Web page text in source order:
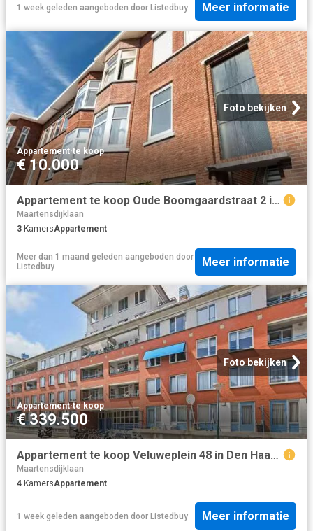
1 week geleden aangeboden door Listedbuy Meer informatie
Foto bekijken
Appartement·te koop
€ 10.000
Appartement te koop Oude Boomgaardstraat 2 in Den Haag voor €.
Maartensdijklaan
3 KamersAppartement
Meer dan 1 maand geleden aangeboden door
Listedbuy
Meer informatie
Foto bekijken
Appartement·te koop
€ 339.500
Appartement te koop Veluweplein 48 in Den Haag voor € 339.500
Maartensdijklaan
4 KamersAppartement
1 week geleden aangeboden door Listedbuy Meer informatie